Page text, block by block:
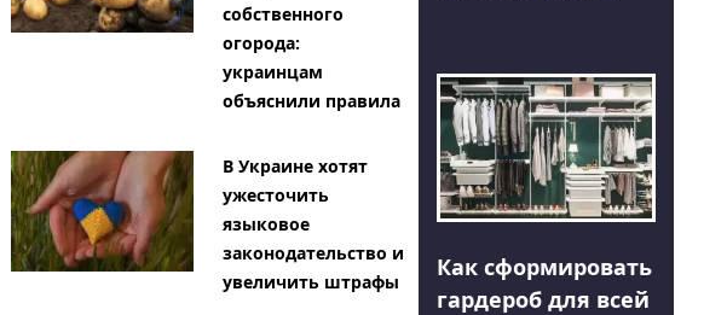
собственного
огорода:
украинцам
объяснили правила
В Украине хотят
ужесточить
языковое
законодательство и
увеличить штрафы
Как сформировать
гардероб для всей